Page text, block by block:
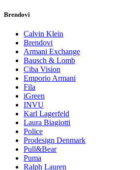
Brendovi
Calvin Klein
Brendovi
Armani Exchange
Bausch & Lomb
Ciba Vision
Emporio Armani
Fila
iGreen
INVU
Karl Lagerfeld
Laura Biagiotti
Police
Prodesign Denmark
Pull&Bear
Puma
Ralph Lauren